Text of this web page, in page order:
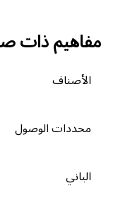
مفاهيم ذات
الأصناف
محددات الوصول
الباني